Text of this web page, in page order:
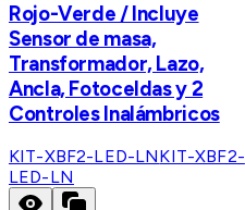
Rojo-Verde / Incluye
Sensor de masa,
Transformador, Lazo,
Ancla, Fotoceldas y 2
Controles Inalámbricos
KIT-XBF2-LED-LNKIT-XBF2-
LED-LN